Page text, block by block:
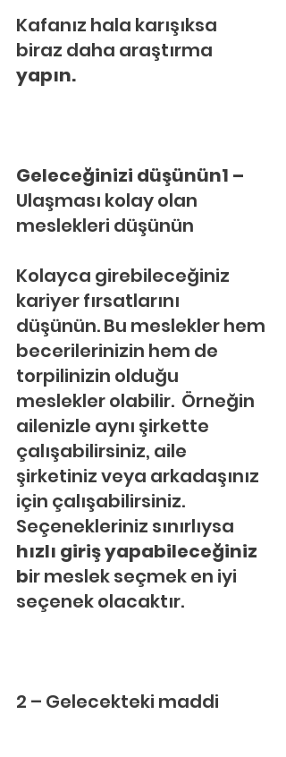
Kafanız hala karışıksa
biraz daha araştırma
yapın.
Geleceğinizi düşünün1 –
Ulaşması kolay olan
meslekleri düşünün
Kolayca girebileceğiniz
kariyer fırsatlarını
düşünün. Bu meslekler hem
becerilerinizin hem de
torpilinizin olduğu
meslekler olabilir.  Örneğin
ailenizle aynı şirkette
çalışabilirsiniz, aile
şirketiniz veya arkadaşınız
için çalışabilirsiniz.
Seçenekleriniz sınırlıysa
hızlı giriş yapabileceğiniz
bir meslek seçmek en iyi
seçenek olacaktır.
2 – Gelecekteki maddi